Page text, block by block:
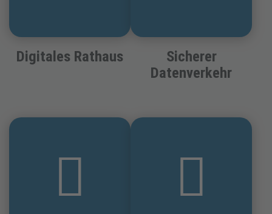
Digitales Rathaus
Sicherer
Datenverkehr